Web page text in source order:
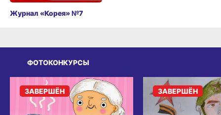
Журнал «Корея» №7
ФОТОКОНКУРСЫ
ЗАВЕРШЁН ЗАВЕРШЁН